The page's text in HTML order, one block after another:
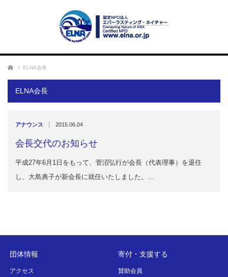
ホーム ELNA会長
ELNA会長
アナウンス | 2015.06.04
会長交代のお知らせ
平成27年6月1日をもって、菅沼弘行が会長（代表理事）を退任
し、大島典子が新会長に就任いたしました。…
団体情報
アクセス
寄付・支援する
賛助会員